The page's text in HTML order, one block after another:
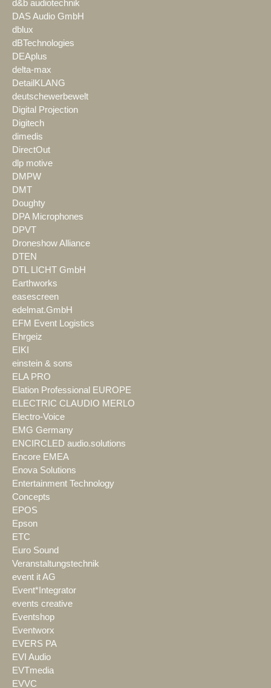
d&b audiotechnik
DAS Audio GmbH
dblux
dBTechnologies
DEAplus
delta-max
DetailKLANG
deutschewerbewelt
Digital Projection
Digitech
dimedis
DirectOut
dlp motive
DMPW
DMT
Doughty
DPA Microphones
DPVT
Droneshow Alliance
DTEN
DTL LICHT GmbH
Earthworks
easescreen
edelmat.GmbH
EFM Event Logistics
Ehrgeiz
EIKI
einstein & sons
ELA PRO
Elation Professional EUROPE
ELECTRIC CLAUDIO MERLO
Electro-Voice
EMG Germany
ENCIRCLED audio.solutions
Encore EMEA
Enova Solutions
Entertainment Technology
Concepts
EPOS
Epson
ETC
Euro Sound
Veranstaltungstechnik
event it AG
Event*Integrator
events creative
Eventshop
Eventworx
EVERS PA
EVI Audio
EVTmedia
EVVC